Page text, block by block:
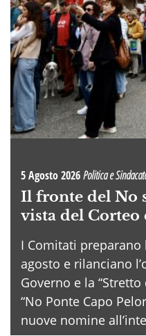
5 Agosto 2026Politica e
Il fronte del No
vista del Corteo
I Comitati preparano
agosto e rilanciano
Governo e la
“No Ponte Capo
nuove nomine